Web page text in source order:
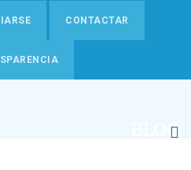
CONTACTAR
BLOG